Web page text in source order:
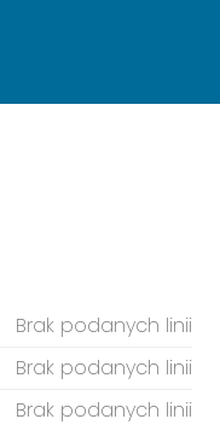
Brak podanych linii
Brak podanych linii
Brak podanych linii